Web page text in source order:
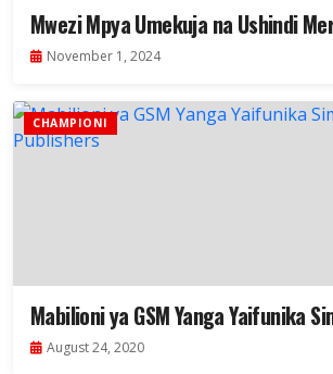
Mwezi Mpya Umekuja na Ushindi
November 1, 2024
CHAMPIONI
Mabilioni ya GSM Yanga Yaifunika
August 24, 2020